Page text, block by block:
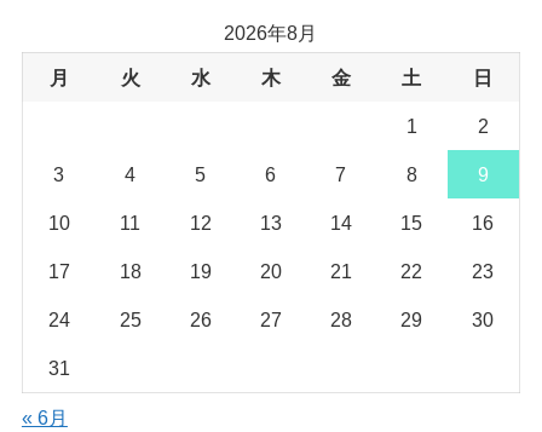
2026年8月
月 火 水 木 金 土 日
1 2
3 4 5 6 7 8 9
10 11 12 13 14 15 16
17 18 19 20 21 22 23
24 25 26 27 28 29 30
31
« 6月